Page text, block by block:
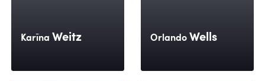
Karīna Weitz Orlando Wells